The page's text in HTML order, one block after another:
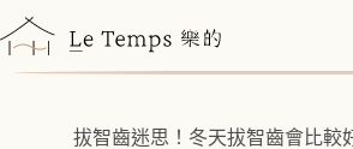
至
主
拔智齒迷思！冬天拔智齒會比較